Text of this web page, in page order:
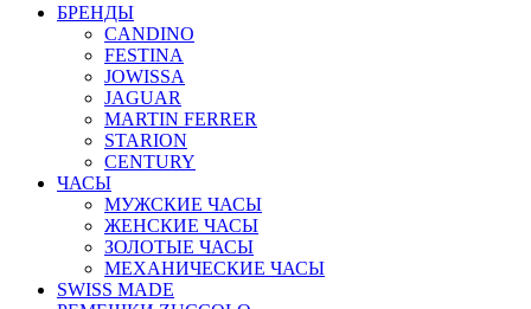
БРЕНДЫ
CANDINO
FESTINA
JOWISSA
JAGUAR
MARTIN FERRER
STARION
CENTURY
ЧАСЫ
МУЖСКИЕ ЧАСЫ
ЖЕНСКИЕ ЧАСЫ
ЗОЛОТЫЕ ЧАСЫ
МЕХАНИЧЕСКИЕ ЧАСЫ
SWISS MADE